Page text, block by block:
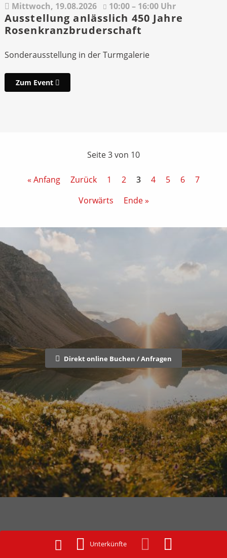
Mittwoch, 19.08.2026 10:00 – 16:00 Uhr
Ausstellung anlässlich 450 Jahre
Rosenkranzbruderschaft
Sonderausstellung in der Turmgalerie
Zum Event
Seite 3 von 10
« Anfang Zurück 1 2 3 4 5 6
7
Vorwärts
Ende »
Direkt online Buchen / Anfragen
Infobüro LandeckUnterkünfte